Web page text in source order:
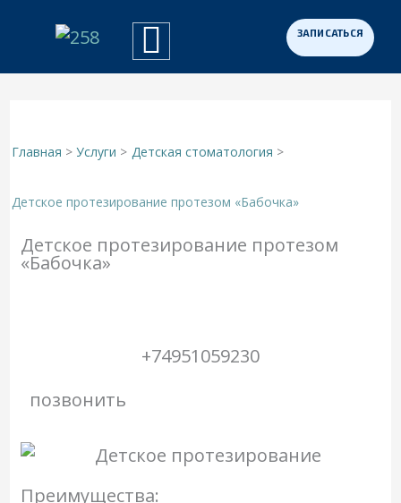
Главная Услуги Детская стоматология
Детское протезирование протезом «Бабочка»
Детское протезирование протезом
«Бабочка»
+74951059230
позвонить
Преимущества: